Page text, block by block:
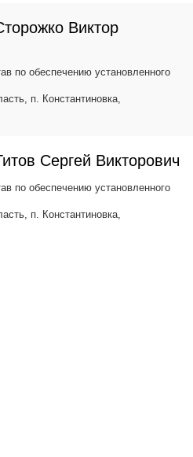
Виктор
по обеспечению установленного
п. Константиновка,
Сергей Викторович
по обеспечению установленного
п. Константиновка,